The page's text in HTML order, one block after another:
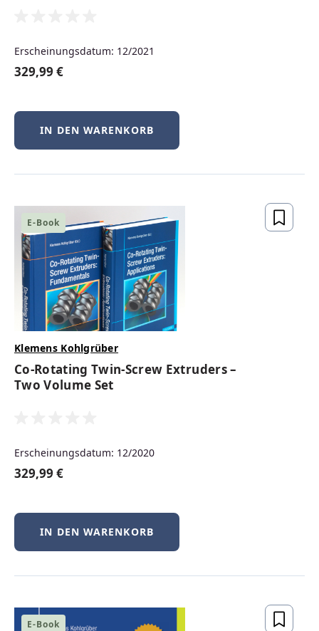
Für Dozierende und
Lehrkräfte
Als Dozierender haben Sie
kostenlosen Zugriff auf
elektronische Prüfexemplare
für den Einsatz in Ihrer Lehre prüfen
können. Der Hanser Fachbuchverlag
unterstützt Sie mit didaktisch
hochwertig aufbereiteten
Lehrmaterialien
von Vorlesungen, Übungen und
Seminaren.
Erscheinungsdatum: 12/2021
329,99 €
IN DEN WARENKORB
E-Book
Klemens Kohlgrüber
Co-Rotating Twin-Screw Extruders –
Two Volume Set
Erscheinungsdatum: 12/2020
329,99 €
IN DEN WARENKORB
E-Book